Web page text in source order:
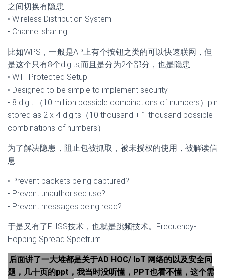
之间切换有隐患
• Wireless Distribution System
• Channel sharing
比如WPS，一般是AP上有个按钮之类的可以快速联网，但
是这个只有8个digits,而且是分为2个部分，也是隐患
• WiFi Protected Setup
• Designed to be simple to implement security
• 8 digit （10 million possible combinations of numbers）pin
stored as 2 x 4 digits（10 thousand + 1 thousand possible
combinations of numbers）
为了解决隐患，阻止包被抓取，被未授权的使用，被解读信
息
• Prevent packets being captured?
• Prevent unauthorised use?
• Prevent messages being read?
于是又有了FHSS技术，也就是跳频技术。Frequency-
Hopping Spread Spectrum
后面讲了一大堆都是关于AD HOC/ IoT 网络的以及安全问
题，几十页的ppt，我当时没听懂，PPT也看不懂，这个需